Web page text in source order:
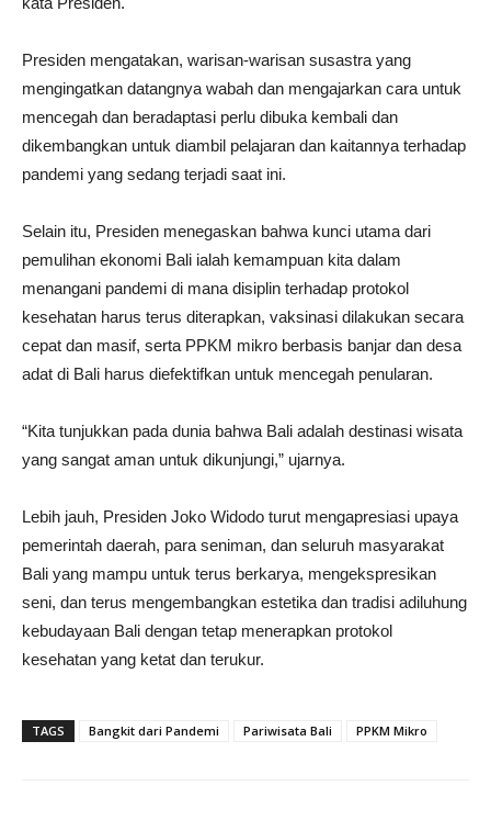
Presiden mengatakan, warisan-warisan susastra yang
mengingatkan datangnya wabah dan mengajarkan cara untuk
mencegah dan beradaptasi perlu dibuka kembali dan
dikembangkan untuk diambil pelajaran dan kaitannya terhadap
pandemi yang sedang terjadi saat ini.
Selain itu, Presiden menegaskan bahwa kunci utama dari
pemulihan ekonomi Bali ialah kemampuan kita dalam
menangani pandemi di mana disiplin terhadap protokol
kesehatan harus terus diterapkan, vaksinasi dilakukan secara
cepat dan masif, serta PPKM mikro berbasis banjar dan desa
adat di Bali harus diefektifkan untuk mencegah penularan.
“Kita tunjukkan pada dunia bahwa Bali adalah destinasi wisata
yang sangat aman untuk dikunjungi,” ujarnya.
Lebih jauh, Presiden Joko Widodo turut mengapresiasi upaya
pemerintah daerah, para seniman, dan seluruh masyarakat
Bali yang mampu untuk terus berkarya, mengekspresikan
seni, dan terus mengembangkan estetika dan tradisi adiluhung
kebudayaan Bali dengan tetap menerapkan protokol
kesehatan yang ketat dan terukur.
TAGS Bangkit dari Pandemi Pariwisata Bali PPKM Mikro